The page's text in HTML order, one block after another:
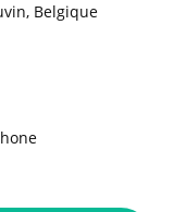
Belgique